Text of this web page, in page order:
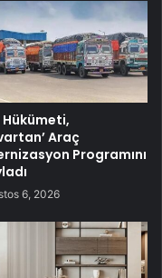
Hükümeti,
Araç
Programını
6, 2026